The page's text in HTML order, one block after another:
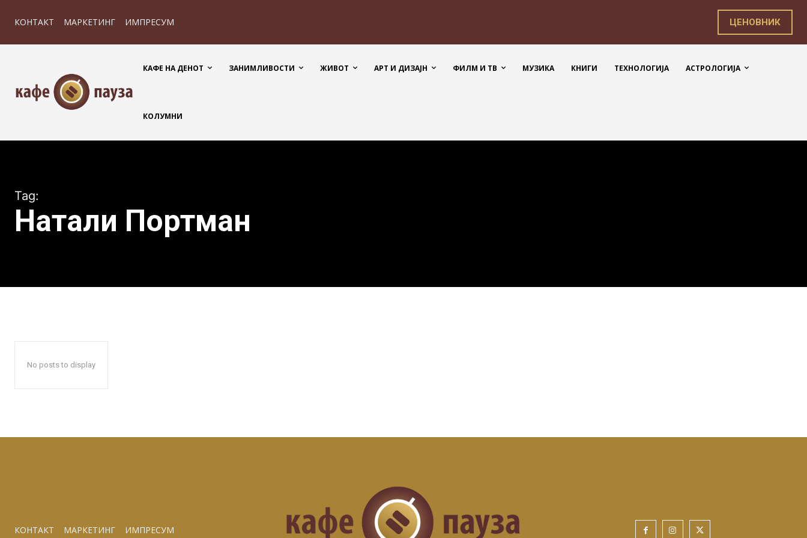
КОНТАКТ МАРКЕТИНГ ИМПРЕСУМ ЦЕНОВНИК
КАФЕ НА ДЕНОТ ЗАНИМЛИВОСТИ ЖИВОТ АРТ И ДИЗАЈН ФИЛМ И ТВ МУЗИКА КНИГИ ТЕХНОЛОГИЈА АСТРОЛОГИЈА
КОЛУМНИ
Tag:
Натали Портман
No posts to display
КОНТАКТ МАРКЕТИНГ ИМПРЕСУМ